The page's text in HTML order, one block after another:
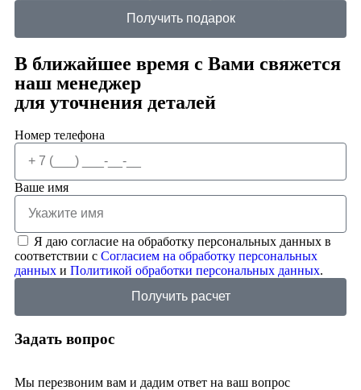
Получить подарок
В ближайшее время с Вами свяжется
наш менеджер
для уточнения деталей
Номер телефона
Ваше имя
Я даю согласие на обработку персональных данных в
соответствии с Согласием на обработку персональных
данных и Политикой обработки персональных данных.
Получить расчет
Задать вопрос
Мы перезвоним вам и дадим ответ на ваш вопрос